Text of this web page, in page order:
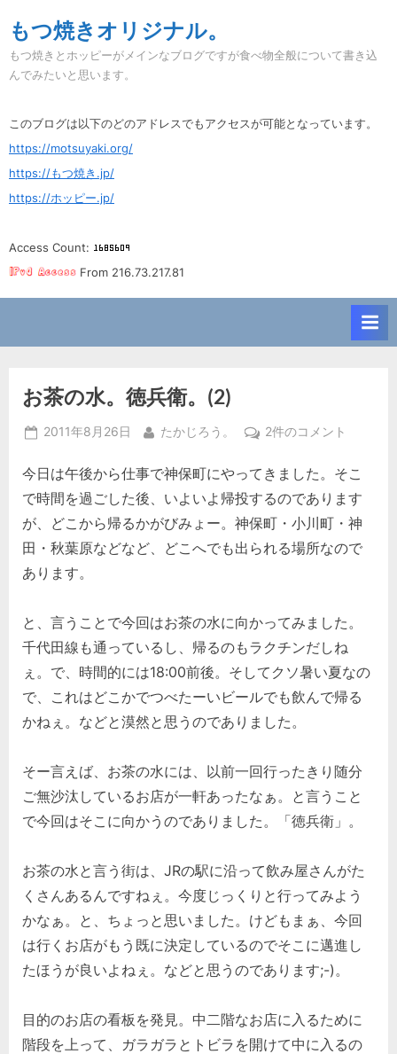
to
content
もつ焼きオリジナル。
もつ焼きとホッピーがメインなブログですが食べ物全般について書き込
んでみたいと思います。
このブログは以下のどのアドレスでもアクセスが可能となっています。
https://motsuyaki.org/
https://もつ焼き.jp/
https://ホッピー.jp/
Access Count:
From 216.73.217.81
お茶の水。徳兵衛。(2)
Posted
2011年8月26日 By
たかじろう。
お
の
水。
兵
衛。
2件のコメント
今日は午後から仕事で神保町にやってきました。そこ
で時間を過ごした後、いよいよ帰投するのであります
が、どこから帰るかがびみょー。神保町・小川町・神
田・秋葉原などなど、どこへでも出られる場所なので
あります。
と、言うことで今回はお茶の水に向かってみました。
千代田線も通っているし、帰るのもラクチンだしね
ぇ。で、時間的には18:00前後。そしてクソ暑い夏なの
で、これはどこかでつべたーいビールでも飲んで帰る
かねぇ。などと漠然と思うのでありました。
そー言えば、お茶の水には、以前一回行ったきり随分
ご無沙汰しているお店が一軒あったなぁ。と言うこと
で今回はそこに向かうのでありました。「徳兵衛」。
お茶の水と言う街は、JRの駅に沿って飲み屋さんがた
くさんあるんですねぇ。今度じっくりと行ってみよう
かなぁ。と、ちょっと思いました。けどもまぁ、今回
は行くお店がもう既に決定しているのでそこに邁進し
たほうが良いよねぇ。などと思うのであります;-)。
目的のお店の看板を発見。中二階なお店に入るために
階段を上って、ガラガラとトビラを開けて中に入るの